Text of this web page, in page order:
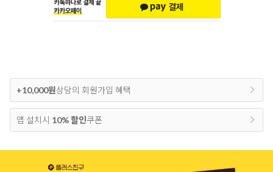
+10,000원상당의 회원가입 혜택
앱 설치시 10% 할인쿠폰